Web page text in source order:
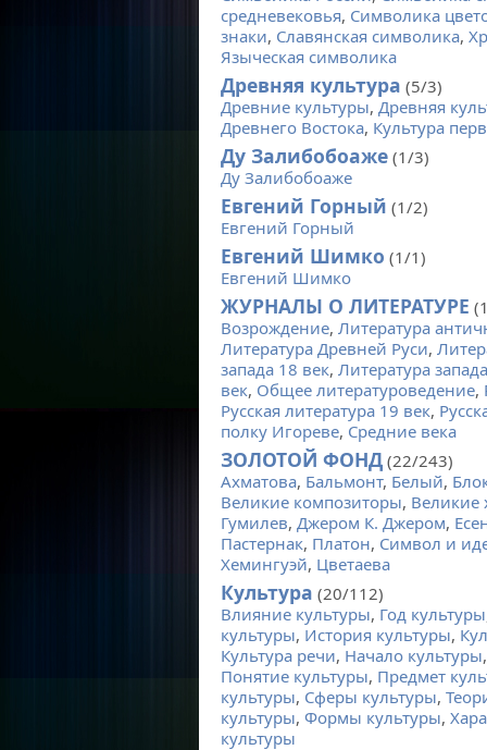
средневековья, Символика
знаки, Славянская символика,
Языческая символика
Древняя культура (5/3)
Древние культуры, Древняя
Древнего Востока, Культура
Ду Залибобоаже(1/3)
Ду Залибобоаже
Евгений Горный (1/2)
Евгений Горный
Евгений Шимко (1/1)
Евгений Шимко
ЖУРНАЛЫ О ЛИТЕРАТУРЕ
Возрождение, Литература
Литература Древней Руси,
запада 18 век, Литература
век, Общее литературоведение,
Русская литература 19 век,
полку Игореве, Средние века
ЗОЛОТОЙ ФОНД(22/243)
Ахматова, Бальмонт, Белый,
Великие композиторы, Великие
Гумилев, Джером К. Джером,
Пастернак, Платон, Символ и
Хемингуэй, Цветаева
Культура (20/112)
Влияние культуры, Год культуры
культуры, История культуры,
Культура речи, Начало культуры
Понятие культуры, Предмет
культуры, Сферы культуры,
культуры, Формы культуры,
культуры